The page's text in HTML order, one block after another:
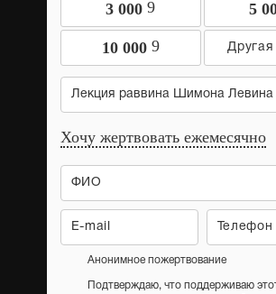
3 000 9 5
10 000 9
Лекция раввина Шимона Левина
Хочу жертвовать ежемесячно
Анонимное пожертвование
Подтверждаю, что поддерживаю